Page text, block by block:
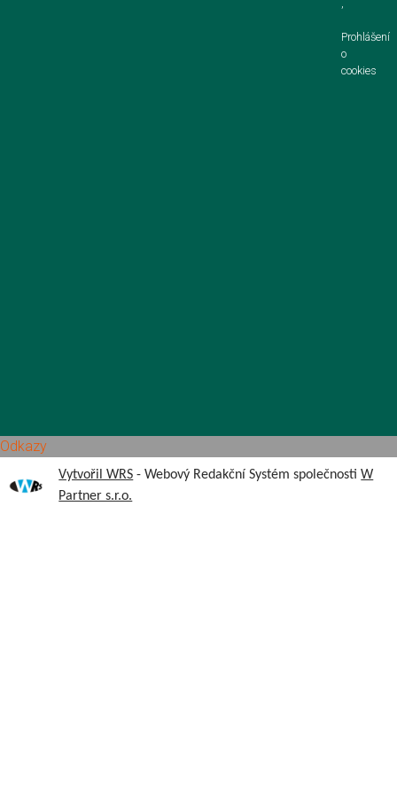
,
Prohlášení
o
cookies
Odkazy
Vytvořil WRS - Webový Redakční Systém společnostiW
Partner s.r.o.